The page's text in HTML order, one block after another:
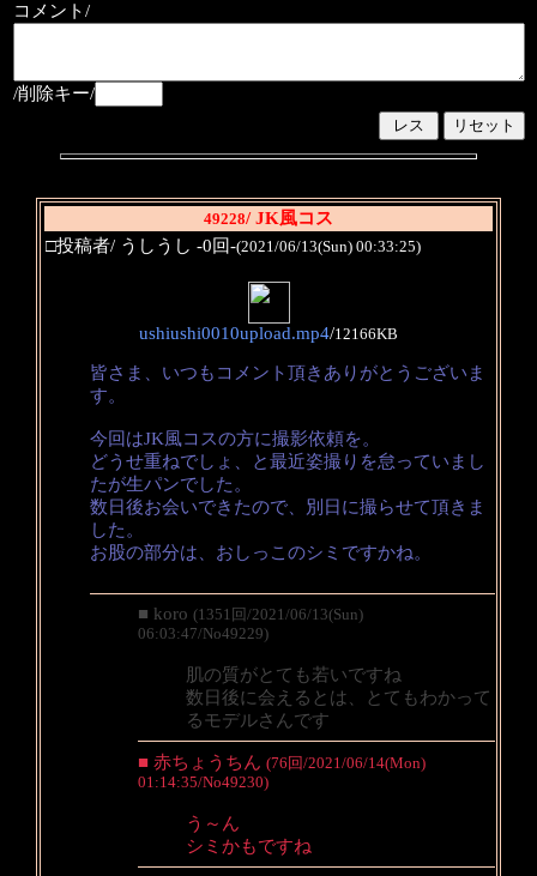
コメント/
/削除キー/
49228/ JK風コス
□投稿者/ うしうし -0回-(2021/06/13(Sun) 00:33:25)
ushiushi0010upload.mp4/12166KB
皆さま、いつもコメント頂きありがとうございま
す。
今回はJK風コスの方に撮影依頼を。
どうせ重ねでしょ、と最近姿撮りを怠っていまし
たが生パンでした。
数日後お会いできたので、別日に撮らせて頂きま
した。
お股の部分は、おしっこのシミですかね。
■ koro (1351回/2021/06/13(Sun)
06:03:47/No49229)
肌の質がとても若いですね
数日後に会えるとは、とてもわかって
るモデルさんです
■ 赤ちょうちん (76回/2021/06/14(Mon)
01:14:35/No49230)
う～ん
シミかもですね